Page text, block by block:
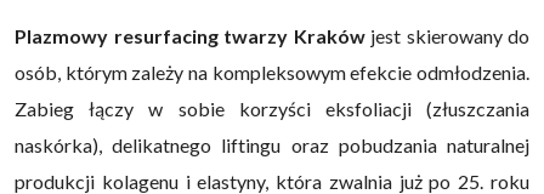
Plazmowy resurfacing twarzy Krakówjest skierowany do
osób, którym zależy na kompleksowym efekcie odmłodzenia.
Zabieg łączy w sobie korzyści eksfoliacji (złuszczania
naskórka), delikatnego liftingu oraz pobudzania naturalnej
produkcji kolagenu i elastyny, która zwalnia już po 25. roku